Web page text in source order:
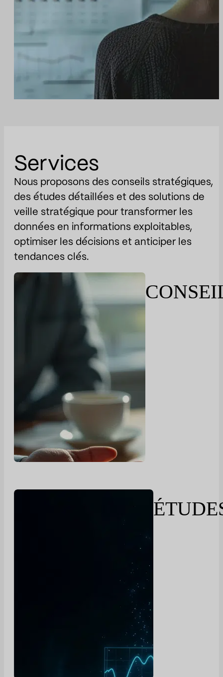
Services
Nous proposons des conseils stratégiques,
des études détaillées et des solutions de
veille stratégique pour transformer les
données en informations exploitables,
optimiser les décisions et anticiper les
tendances clés.